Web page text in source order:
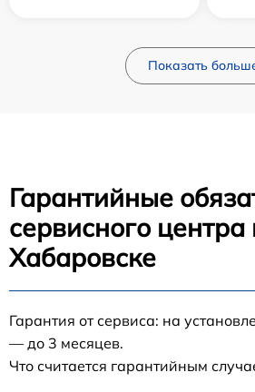
Показать
Гарантийные
сервисного центра
Хабаровске
Гарантия от сервиса: на
— до 3 месяцев.
Что считается гарантийным